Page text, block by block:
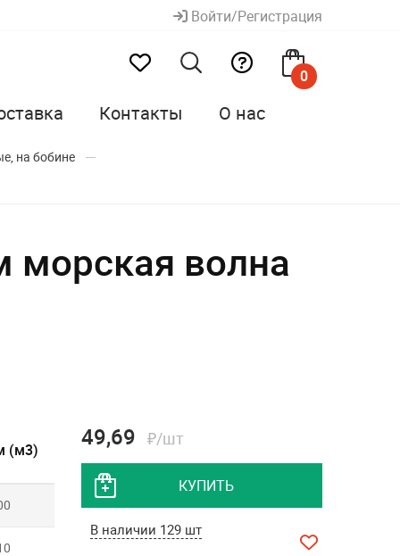
Войти/Регистрация
0
Контакты О нас
на бобине
морская волна
(м3) 49,69 ₽/шт
КУПИТЬ
В наличии 129 шт